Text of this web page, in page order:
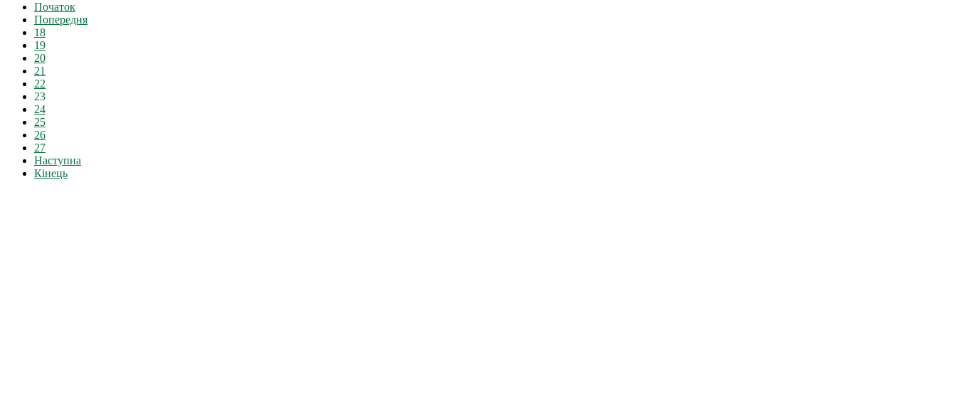
Початок
Попередня
18
19
20
21
22
23
24
25
26
27
Наступна
Кінець